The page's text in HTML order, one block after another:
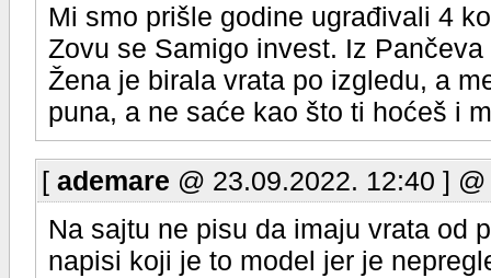
Mi smo prišle godine ugrađivali 4
Zovu se Samigo invest. Iz Pančeva
Žena je birala vrata po izgledu, a
puna, a ne saće kao što ti hoćeš i
[ ademare @ 23.09.2022. 12:40 ] @
Na sajtu ne pisu da imaju vrata od
napisi koji je to model jer je